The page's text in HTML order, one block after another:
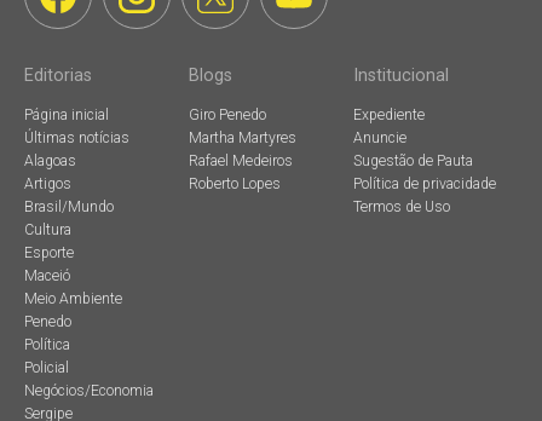
Editorias
Página inicial
Últimas notícias
Alagoas
Artigos
Brasil/Mundo
Cultura
Esporte
Maceió
Meio Ambiente
Penedo
Política
Policial
Negócios/Economia
Sergipe
Blogs
Giro Penedo
Martha Martyres
Rafael Medeiros
Roberto Lopes
Institucional
Expediente
Anuncie
Sugestão de Pauta
Política de privacidade
Termos de Uso